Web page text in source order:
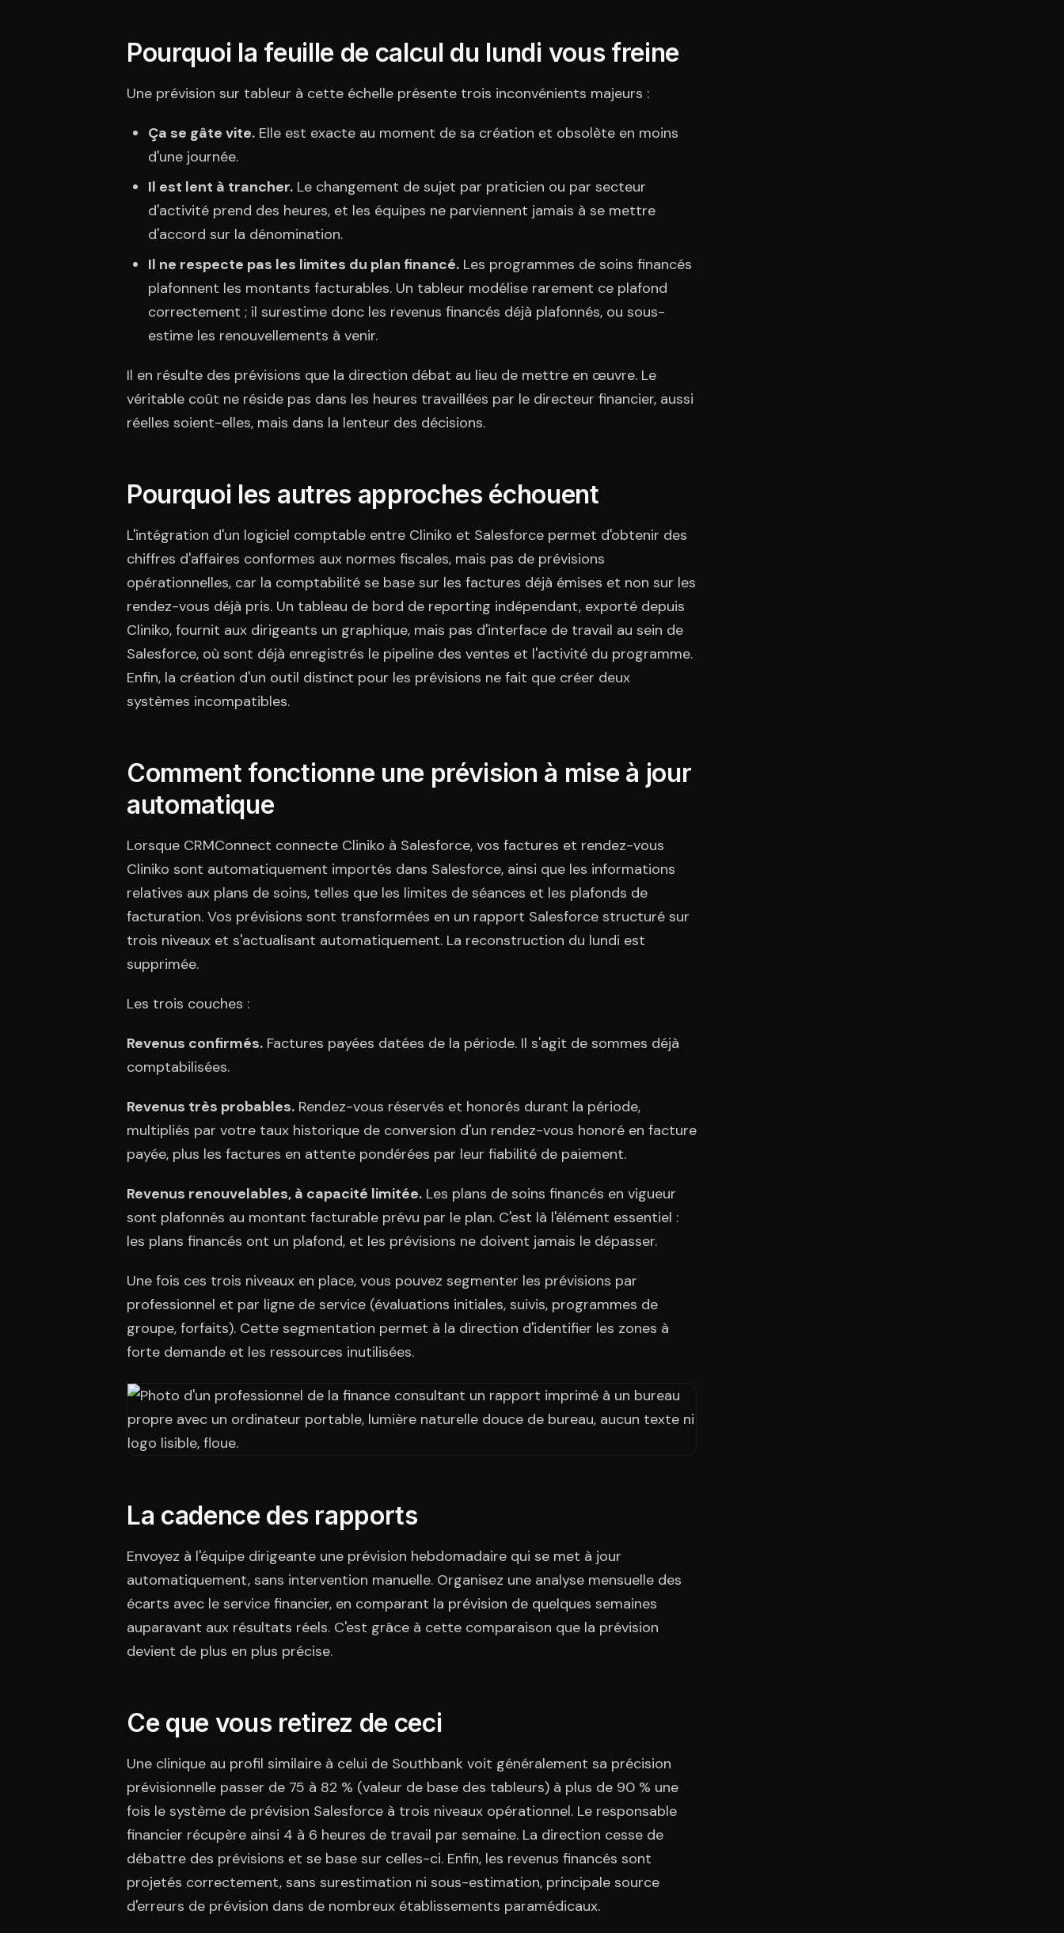
Pourquoi la feuille de calcul du lundi vous freine
Une prévision sur tableur à cette échelle présente trois inconvénients majeurs :
Ça se gâte vite. Elle est exacte au moment de sa création et obsolète en moins
d'une journée.
Il est lent à trancher. Le changement de sujet par praticien ou par secteur
d'activité prend des heures, et les équipes ne parviennent jamais à se mettre
d'accord sur la dénomination.
Il ne respecte pas les limites du plan financé. Les programmes de soins financés
plafonnent les montants facturables. Un tableur modélise rarement ce plafond
correctement ; il surestime donc les revenus financés déjà plafonnés, ou sous-
estime les renouvellements à venir.
Il en résulte des prévisions que la direction débat au lieu de mettre en œuvre. Le
véritable coût ne réside pas dans les heures travaillées par le directeur financier, aussi
réelles soient-elles, mais dans la lenteur des décisions.
Pourquoi les autres approches échouent
L'intégration d'un logiciel comptable entre Cliniko et Salesforce permet d'obtenir des
chiffres d'affaires conformes aux normes fiscales, mais pas de prévisions
opérationnelles, car la comptabilité se base sur les factures déjà émises et non sur les
rendez-vous déjà pris. Un tableau de bord de reporting indépendant, exporté depuis
Cliniko, fournit aux dirigeants un graphique, mais pas d'interface de travail au sein de
Salesforce, où sont déjà enregistrés le pipeline des ventes et l'activité du programme.
Enfin, la création d'un outil distinct pour les prévisions ne fait que créer deux
systèmes incompatibles.
Comment fonctionne une prévision à mise à jour
automatique
Lorsque CRMConnect connecte Cliniko à Salesforce, vos factures et rendez-vous
Cliniko sont automatiquement importés dans Salesforce, ainsi que les informations
relatives aux plans de soins, telles que les limites de séances et les plafonds de
facturation. Vos prévisions sont transformées en un rapport Salesforce structuré sur
trois niveaux et s'actualisant automatiquement. La reconstruction du lundi est
supprimée.
Les trois couches :
Revenus confirmés. Factures payées datées de la période. Il s'agit de sommes déjà
comptabilisées.
Revenus très probables. Rendez-vous réservés et honorés durant la période,
multipliés par votre taux historique de conversion d'un rendez-vous honoré en facture
payée, plus les factures en attente pondérées par leur fiabilité de paiement.
Revenus renouvelables, à capacité limitée. Les plans de soins financés en vigueur
sont plafonnés au montant facturable prévu par le plan. C'est là l'élément essentiel :
les plans financés ont un plafond, et les prévisions ne doivent jamais le dépasser.
Une fois ces trois niveaux en place, vous pouvez segmenter les prévisions par
professionnel et par ligne de service (évaluations initiales, suivis, programmes de
groupe, forfaits). Cette segmentation permet à la direction d'identifier les zones à
forte demande et les ressources inutilisées.
La cadence des rapports
Envoyez à l'équipe dirigeante une prévision hebdomadaire qui se met à jour
automatiquement, sans intervention manuelle. Organisez une analyse mensuelle des
écarts avec le service financier, en comparant la prévision de quelques semaines
auparavant aux résultats réels. C'est grâce à cette comparaison que la prévision
devient de plus en plus précise.
Ce que vous retirez de ceci
Une clinique au profil similaire à celui de Southbank voit généralement sa précision
prévisionnelle passer de 75 à 82 % (valeur de base des tableurs) à plus de 90 % une
fois le système de prévision Salesforce à trois niveaux opérationnel. Le responsable
financier récupère ainsi 4 à 6 heures de travail par semaine. La direction cesse de
débattre des prévisions et se base sur celles-ci. Enfin, les revenus financés sont
projetés correctement, sans surestimation ni sous-estimation, principale source
d'erreurs de prévision dans de nombreux établissements paramédicaux.